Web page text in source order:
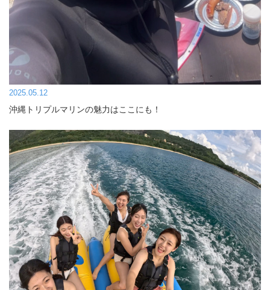
2025.05.12
沖縄トリプルマリンの魅力はここにも！